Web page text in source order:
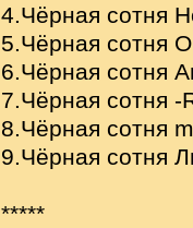
4.Чёрная сотня
5.Чёрная сотня
6.Чёрная сотня
7.Чёрная сотня -
8.Чёрная сотня
9.Чёрная сотня
*****